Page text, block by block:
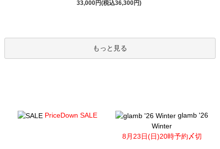
33,000円(税込36,300円)
もっと見る
PriceDown SALE
glamb '26
Winter
8月23日(日)20時予約〆切